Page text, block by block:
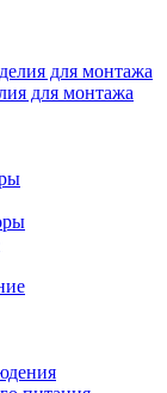
для монтажа